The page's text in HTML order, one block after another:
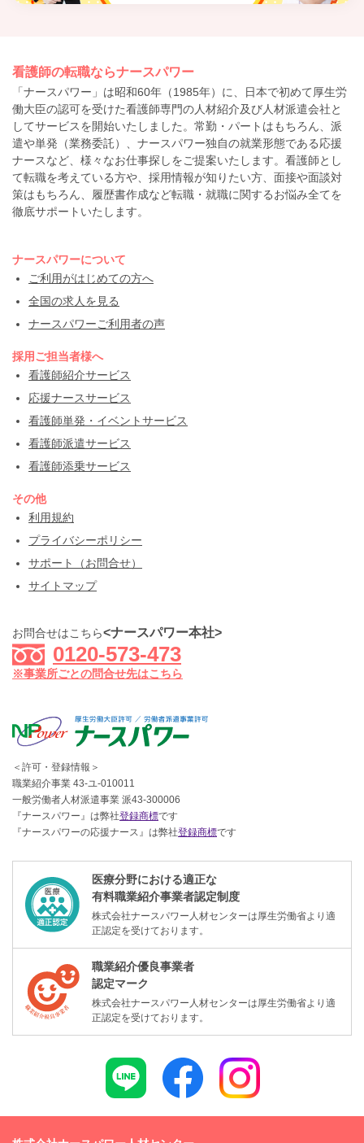
看護師の転職ならナースパワー
「ナースパワー」は昭和60年（1985年）に、日本で初めて厚生労
働大臣の認可を受けた看護師専門の人材紹介及び人材派遣会社と
してサービスを開始いたしました。常勤・パートはもちろん、派
遣や単発（業務委託）、ナースパワー独自の就業形態である応援
ナースなど、様々なお仕事探しをご提案いたします。看護師とし
て転職を考えている方や、採用情報が知りたい方、面接や面談対
策はもちろん、履歴書作成など転職・就職に関するお悩み全てを
徹底サポートいたします。
ナースパワーについて
ご利用がはじめての方へ
全国の求人を見る
ナースパワーご利用者の声
採用ご担当者様へ
看護師紹介サービス
応援ナースサービス
看護師単発・イベントサービス
看護師派遣サービス
看護師添乗サービス
その他
利用規約
プライバシーポリシー
サポート（お問合せ）
サイトマップ
お問合せはこちら<ナースパワー本社>
0120-573-473
※事業所ごとの問合せ先はこちら
＜許可・登録情報＞
職業紹介事業 43-ユ-010011
一般労働者人材派遣事業 派43-300006
『ナースパワー』は弊社登録商標です
『ナースパワーの応援ナース』は弊社登録商標です
医療分野における適正な
有料職業紹介事業者認定制度
株式会社ナースパワー人材センターは厚生労働省より適
正認定を受けております。
職業紹介優良事業者
認定マーク
株式会社ナースパワー人材センターは厚生労働省より適
正認定を受けております。